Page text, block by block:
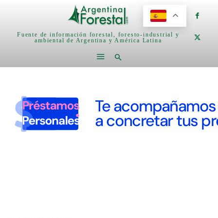
Fuente de información forestal, foresto-industrial y
ambiental de Argentina y América Latina